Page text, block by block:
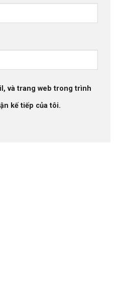
và trang web trong trình
kế tiếp của tôi.